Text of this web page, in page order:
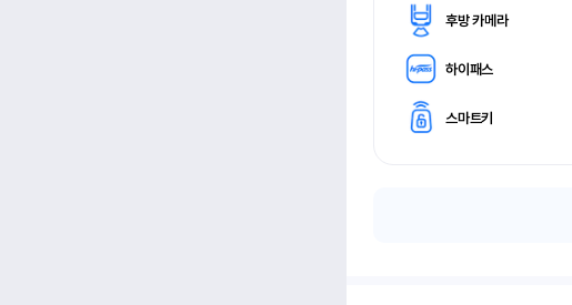
후방 카메라
하이패스
스마트키